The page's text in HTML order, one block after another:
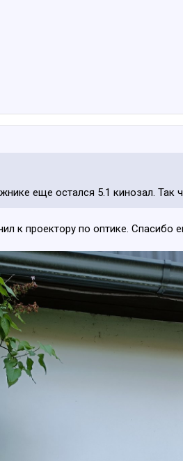
еще остался 5.1 кинозал.
к проектору по оптике.